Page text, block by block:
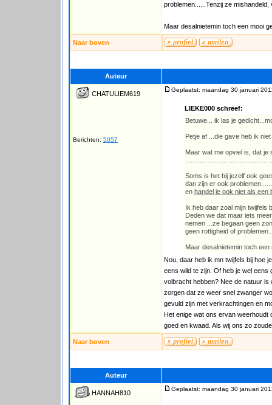
problemen......Tenzij ze
Maar desalnietemin toch een mooi
Naar boven
Auteur
CHATULIEM619
Berichten: 5057
Geplaatst: maandag 30 januari
LIEKE000 schreef:
Betuwe... ik las je
Petje af ...die gave heb ik niet
Maar wat me opviel is, dat je
Soms is het bij jezelf ook
dan zijn er ook problemen......
en handel je ook niet als een
Ik heb daar zoal mijn twijfels
Deden we dat maar iets
nemen ...ze begaan geen
geen rottigheid of
Maar desalnietemin toch een
Nou, daar heb ik mn twijfels bij hoe
eens wild te zijn. Of heb je wel
volbracht hebben? Nee de natuur
zorgen dat ze weer snel zwanger
gevuld zijn met verkrachtingen en
Het enige wat ons ervan weerhoudt
goed en kwaad. Als wij ons zo
Naar boven
Auteur
HANNAH810
Geplaatst: maandag 30 januari